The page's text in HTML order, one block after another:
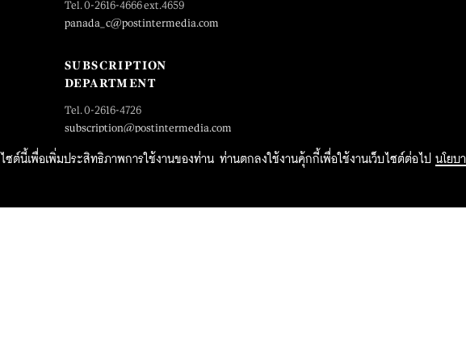
ซต์นี้เพื่อเพิ่มประสิทธิภาพการใช้งานของท่าน ท่านตกลงใช้งานคุ้กกี้เพื่อใช้งานเว็บไซต์ต่อไป
นโยบ
Tel. 0-2616-4666 ext.4659
panada_c@postintermedia.com
SUBSCRIPTION
DEPARTMENT
Tel. 0-2616-4726
subscription@postintermedia.com